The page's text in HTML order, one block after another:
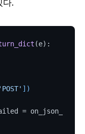
.
(e):
'POST' ] )
=